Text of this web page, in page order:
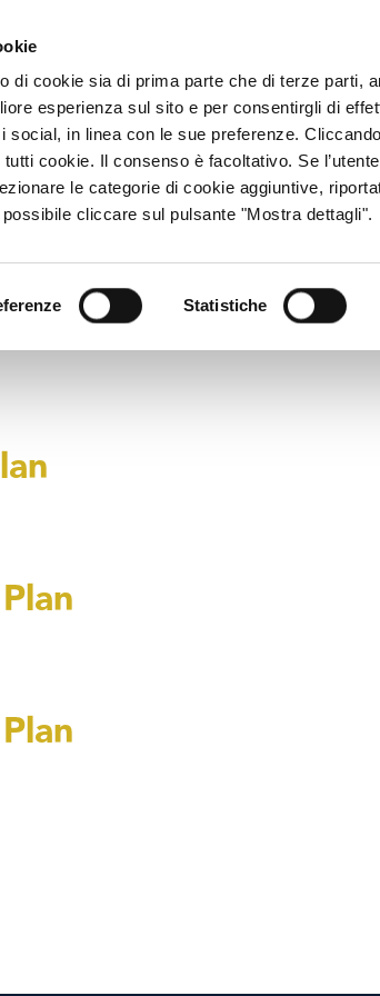
di cookie sia di prima parte che di terze parti,
esperienza sul sito e per consentirgli di
social, in linea con le sue preferenze.
cookie. Il consenso è facoltativo. Se
le categorie di cookie aggiuntive,
cliccare sul pulsante "Mostra dettagli".
Statistiche
CHI SIAMO RETE DISTRIBUTIVA